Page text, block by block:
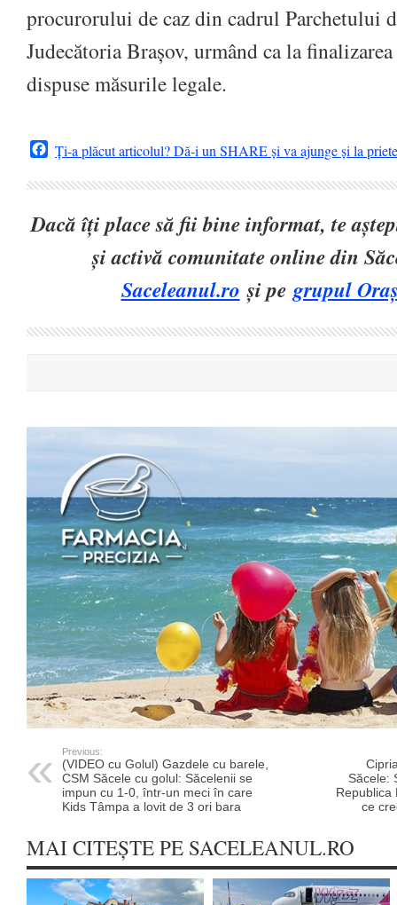
procurorului de caz din cadrul Parchetului
Judecătoria Brașov, urmând ca la finalizarea
dispuse măsurile legale.
Facebook
Ți-a plăcut articolul? Dă-i un SHARE și va ajunge și la
Dacă îți place să fii bine informat, te
și activă comunitate online din
Saceleanul.ro și pegrupul
Previous:
(VIDEO cu Golul) Gazdele cu barele,
CSM Săcele cu golul: Săcelenii se
impun cu 1-0, într-un meci în care
Kids Tâmpa a lovit de 3 ori bara
Săcele:
Republica
ce
MAI CITEȘTE PE SACELEANUL.RO